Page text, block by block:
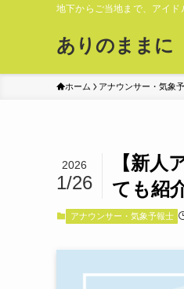
地下からご当地まで、アイ
ありのままに
ホーム アナウンサー・気象
【新人
ても紹
2026
1/26
アナウンサー・気象予報士